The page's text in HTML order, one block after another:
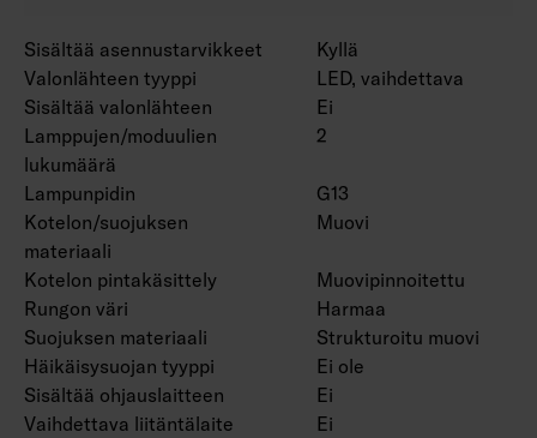
Sisältää asennustarvikkeet
Kyllä
Valonlähteen tyyppi
LED, vaihdettava
Sisältää valonlähteen
Ei
Lamppujen/moduulien
lukumäärä
2
Lampunpidin
G13
Kotelon/suojuksen
materiaali
Muovi
Kotelon pintakäsittely
Muovipinnoitettu
Rungon väri
Harmaa
Suojuksen materiaali
Strukturoitu muovi
Häikäisysuojan tyyppi
Ei ole
Sisältää ohjauslaitteen
Ei
Vaihdettava liitäntälaite
Ei